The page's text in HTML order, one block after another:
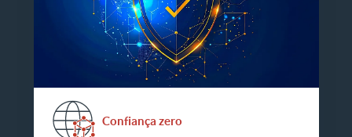
Confiança zero